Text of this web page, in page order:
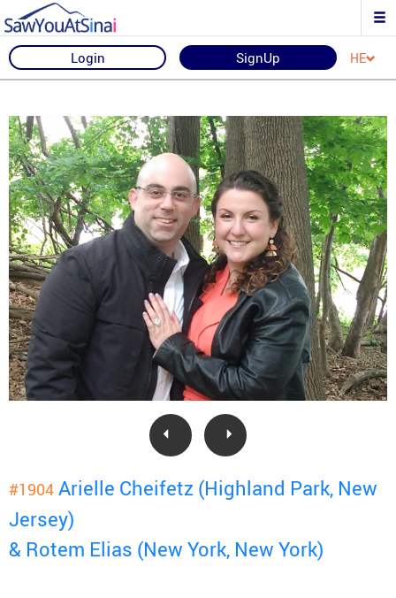
Login SignUp HE
#1904 Arielle Cheifetz (Highland Park, New
Jersey)
& Rotem Elias (New York, New York)